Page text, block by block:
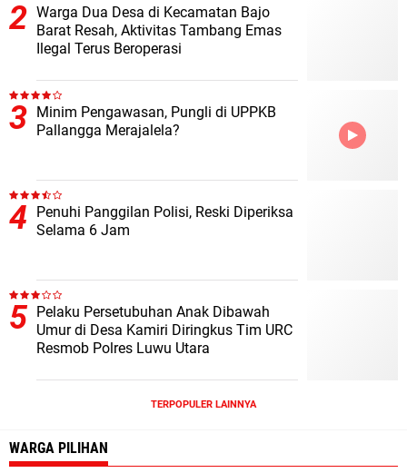
Warga Dua Desa di Kecamatan Bajo
Barat Resah, Aktivitas Tambang Emas
Ilegal Terus Beroperasi
Minim Pengawasan, Pungli di UPPKB
Pallangga Merajalela?
Penuhi Panggilan Polisi, Reski Diperiksa
Selama 6 Jam
Pelaku Persetubuhan Anak Dibawah
Umur di Desa Kamiri Diringkus Tim URC
Resmob Polres Luwu Utara
TERPOPULER LAINNYA
WARGA PILIHAN